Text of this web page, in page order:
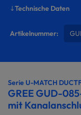
Technische Daten
Artikelnummer:
Serie U-MATCH
GREE GUD-
mit